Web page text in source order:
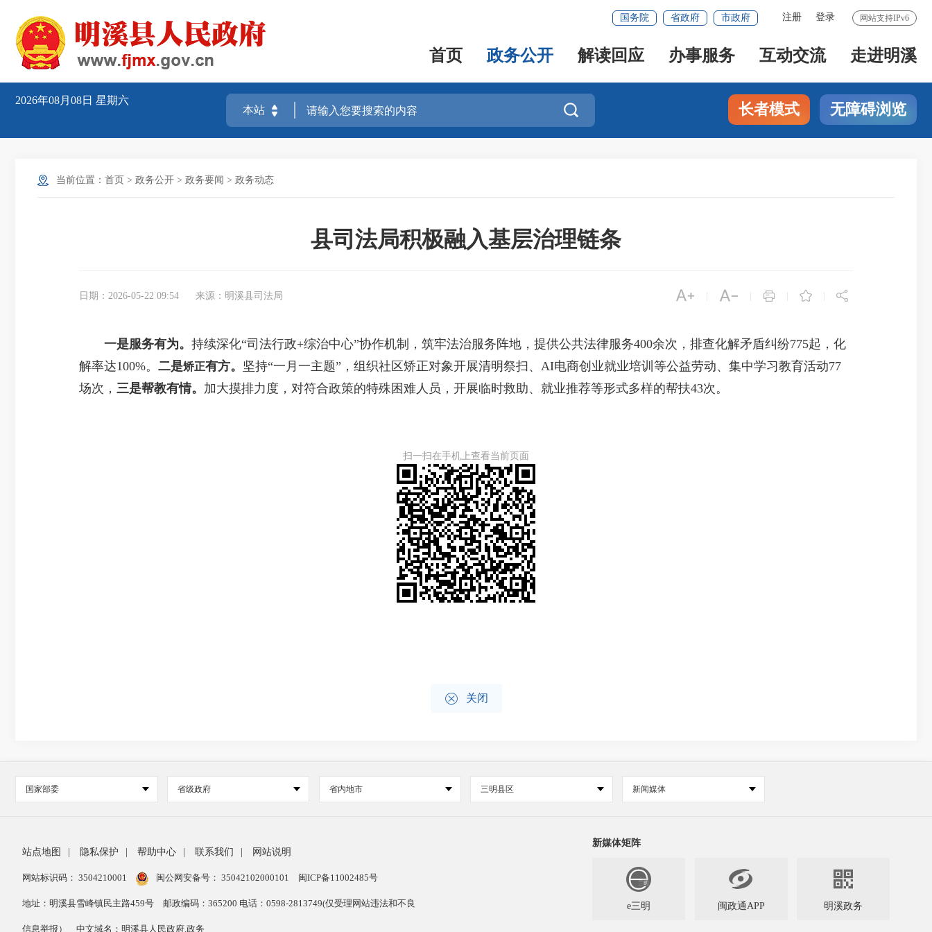
网站支持IPv6
注册 登录
国务院 省政府 市政府
首页 政务公开 解读回应 办事服务 互动交流 走进明溪
2026年08月08日 星期六
 长者模式 无障碍浏览
当前位置： 首页 > 政务公开 > 政务要闻 > 政务动态
县司法局积极融入基层治理链条
日期：2026-05-22 09:54 来源：明溪县司法局     
一是服务有为。 持续深化“司法行政+综治中心”协作机制，筑牢法治服务阵地，提供公共法律服务400余次，排查化解矛盾纠纷775起，化
解率达100%。 二是矫正有方。 坚持“一月一主题”，组织社区矫正对象开展清明祭扫、AI电商创业就业培训等公益劳动、集中学习教育活动77
场次， 三是帮教有情。 加大摸排力度，对符合政策的特殊困难人员，开展临时救助、就业推荐等形式多样的帮扶43次。
扫一扫在手机上查看当前页面
 关闭
国家部委 省级政府 省内地市 三明县区 新闻媒体
站点地图 隐私保护 帮助中心 联系我们 网站说明
网站标识码： 3504210001 闽公网安备号： 35042102000101 闽ICP备11002485号
地址：明溪县雪峰镇民主路459号 邮政编码：365200 电话：0598-2813749(仅受理网站违法和不良
信息举报） 中文域名：明溪县人民政府.政务
新媒体矩阵
e三明

闽政通APP

明溪政务